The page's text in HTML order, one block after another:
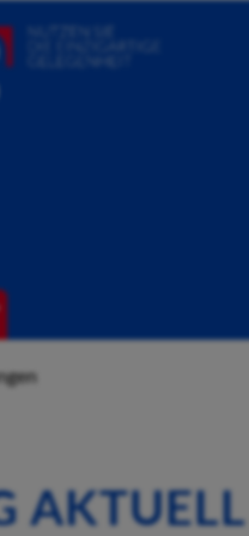
AKTUELL